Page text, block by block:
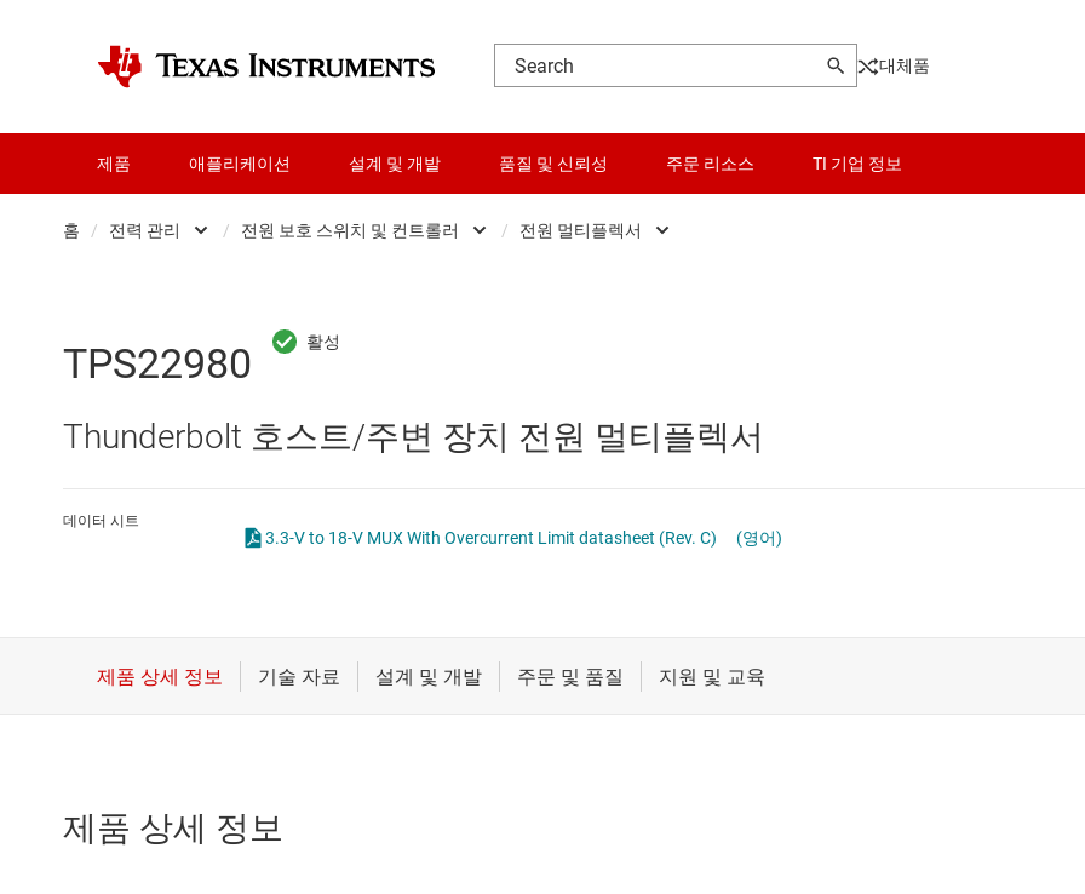
대체품
제품 애플리케이션 설계 및 개발 품질 및 신뢰성 주문 리소스 TI 기업 정보
홈 / 전력 관리
RF 및 마이크로파
데이터 컨버터
마이크로컨트롤러(MCU) 및 프로세서
인터페이스
절연
/ 전원 보호 스위치 및 컨트롤러
DDR 메모리 전원 IC
LED 드라이버
/ 전원 멀티플렉서
핫 스왑 컨트롤러
TPS22980
Thunderbolt 호스트/주변 장치 전원 멀티플렉서
데이터 시트
3.3-V to 18-V MUX With Overcurrent Limit datasheet (Rev. C) (영어)
제품 상세 정보